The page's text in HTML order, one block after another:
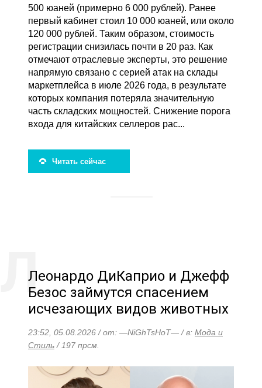
500 юаней (примерно 6 000 рублей). Ранее
первый кабинет стоил 10 000 юаней, или около
120 000 рублей. Таким образом, стоимость
регистрации снизилась почти в 20 раз. Как
отмечают отраслевые эксперты, это решение
напрямую связано с серией атак на склады
маркетплейса в июле 2026 года, в результате
которых компания потеряла значительную
часть складских мощностей. Снижение порога
входа для китайских селлеров рас...
Читать сейчас
Леонардо ДиКаприо и Джефф
Безос займутся спасением
исчезающих видов животных
23:52, 05.08.2026 / от: —NiGhTsHoT— / в: Мода и
Стиль / 197 прсм.